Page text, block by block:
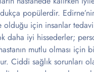
popülerdir.
için insanlar
daha iyi hissederler;
mutlu olması için
Ciddi sağlık sorunları